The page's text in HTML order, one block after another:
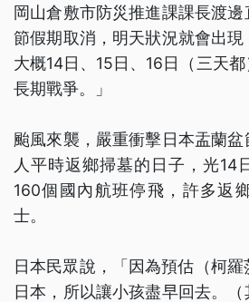
岡山倉敷市防災推進課課長渡
節假期取消，明天狀況就會出現
大概14日、15日、16日（三天都
長期戰爭。」
颱風來襲，嚴重衝擊日本盂蘭
人平時返鄉掃墓的日子，光14
160個國內航班停飛，許多返
士。
日本民眾說，「因為預估（柯
日本，所以讓小孩盡早回去。